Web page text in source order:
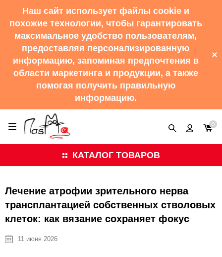
Наш сайт использует файлы cookie и
похожие технологии, чтобы гарантировать
максимальное удобство пользователям,
предоставляя персонализированную
информацию, запоминая предпочтения в
области маркетинга и продукции, а также
помогая получить правильную
информацию.
КАТАЛОГ ТОВАРОВ
0
Лечение атрофии зрительного нерва
трансплантацией собственных стволовых
клеток: как вязание сохраняет фокус
11 июня 2026